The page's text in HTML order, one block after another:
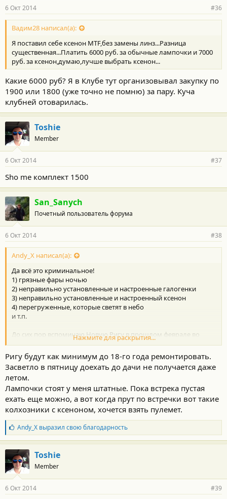
н
о
с
и
:
6 Окт 2014 #36
Вадим28 написал(а):
Я поставил себе ксенон MTF,без замены линз...Разница
существенная...Платить 6000 руб. за обычные лампочки и 7000
руб. за ксенон,думаю,лучше выбрать ксенон...
Какие 6000 руб? Я в Клубе тут организовывал закупку по
1900 или 1800 (уже точно не помню) за пару. Куча
клубней отоварилась.
Toshie
Member
6 Окт 2014 #37
Sho me комплект 1500
San_Sanych
Почетный пользователь форума
6 Окт 2014 #38
Andy_X написал(а):
Да всё это криминальное!
1) грязные фары ночью
2) неправильно установленные и настроенные галогенки
3) неправильно установленные и настроенный ксенон
4) перегруженные, которые светят в небо
и т.п.
До сих пор вспоминаю Новую Ригу в прошлом феврале во
время ремонта. Там не было разметки, не было разделителей,
не было освещения, едут все 100+. И сразу видно тех, кому очки
нужно прописывать. Шпарят, что аж круги в глазах остаются.
Я больше не буду растекаться мыслью по древу, но посыл
думаю ясен.
Нажмите для раскрытия...
Ригу будут как минимум до 18-го года ремонтировать.
Засветло в пятницу доехать до дачи не получается даже
летом.
Лампочки стоят у меня штатные. Пока встрека пустая
ехать еще можно, а вот когда прут по встречки вот такие
колхозники с ксеноном, хочется взять пулемет.
Б
л
а
г
о
д
а
н
Andy_Xвыразил свою благодарность
Toshie
Member
6 Окт 2014 #39